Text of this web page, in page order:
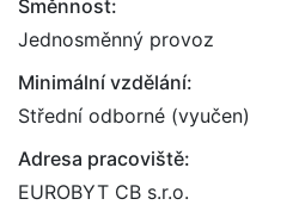
Směnnost:
Jednosměnný provoz
Minimální vzdělání:
Střední odborné (vyučen)
Adresa pracoviště:
EUROBYT CB s.r.o.